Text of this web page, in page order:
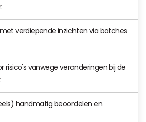
verdiepende inzichten via batches
risico's vanwege veranderingen bij de
handmatig beoordelen en